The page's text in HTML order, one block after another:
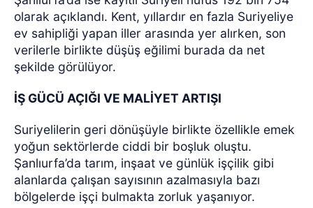
olarak açıklandı. Kent, yıllardır en fazla Suriyeliye
ev sahipliği yapan iller arasında yer alırken, son
verilerle birlikte düşüş eğilimi burada da net
şekilde görülüyor.
İŞ GÜCÜ AÇIĞI VE MALİYET ARTIŞI
Suriyelilerin geri dönüşüyle birlikte özellikle emek
yoğun sektörlerde ciddi bir boşluk oluştu.
Şanlıurfa’da tarım, inşaat ve günlük işçilik gibi
alanlarda çalışan sayısının azalmasıyla bazı
bölgelerde işçi bulmakta zorluk yaşanıyor.